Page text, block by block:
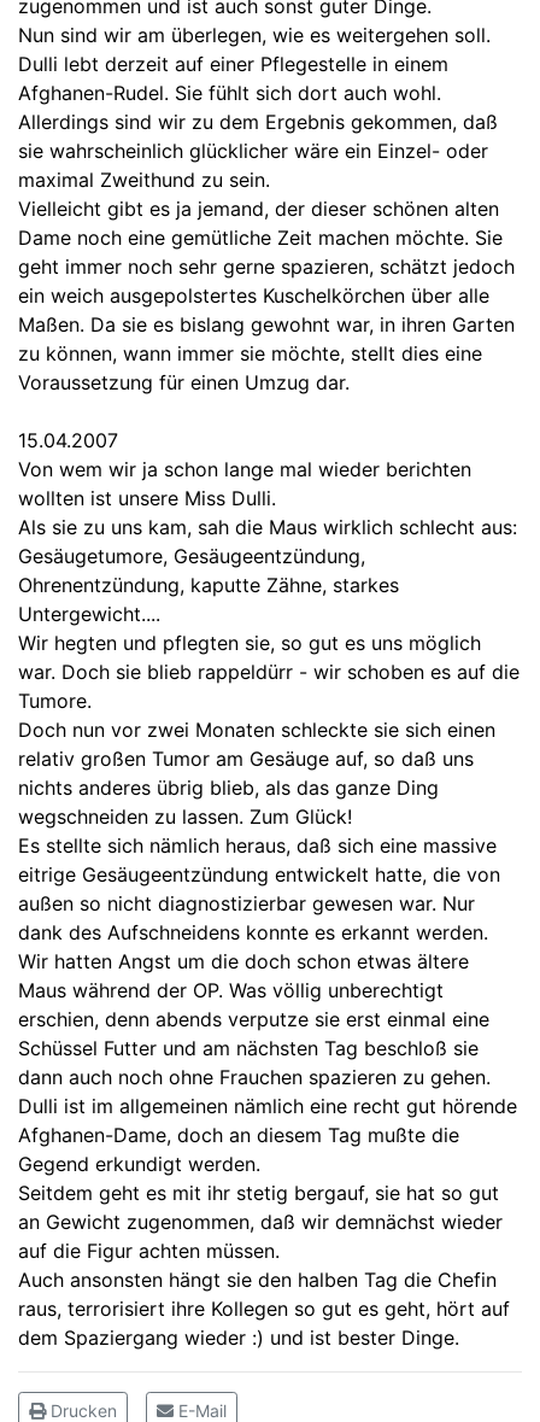
zugenommen und ist auch sonst guter Dinge.
Nun sind wir am überlegen, wie es weitergehen soll.
Dulli lebt derzeit auf einer Pflegestelle in einem
Afghanen-Rudel. Sie fühlt sich dort auch wohl.
Allerdings sind wir zu dem Ergebnis gekommen, daß
sie wahrscheinlich glücklicher wäre ein Einzel- oder
maximal Zweithund zu sein.
Vielleicht gibt es ja jemand, der dieser schönen alten
Dame noch eine gemütliche Zeit machen möchte. Sie
geht immer noch sehr gerne spazieren, schätzt jedoch
ein weich ausgepolstertes Kuschelkörchen über alle
Maßen. Da sie es bislang gewohnt war, in ihren Garten
zu können, wann immer sie möchte, stellt dies eine
Voraussetzung für einen Umzug dar.
15.04.2007
Von wem wir ja schon lange mal wieder berichten
wollten ist unsere Miss Dulli.
Als sie zu uns kam, sah die Maus wirklich schlecht aus:
Gesäugetumore, Gesäugeentzündung,
Ohrenentzündung, kaputte Zähne, starkes
Untergewicht....
Wir hegten und pflegten sie, so gut es uns möglich
war. Doch sie blieb rappeldürr - wir schoben es auf die
Tumore.
Doch nun vor zwei Monaten schleckte sie sich einen
relativ großen Tumor am Gesäuge auf, so daß uns
nichts anderes übrig blieb, als das ganze Ding
wegschneiden zu lassen. Zum Glück!
Es stellte sich nämlich heraus, daß sich eine massive
eitrige Gesäugeentzündung entwickelt hatte, die von
außen so nicht diagnostizierbar gewesen war. Nur
dank des Aufschneidens konnte es erkannt werden.
Wir hatten Angst um die doch schon etwas ältere
Maus während der OP. Was völlig unberechtigt
erschien, denn abends verputze sie erst einmal eine
Schüssel Futter und am nächsten Tag beschloß sie
dann auch noch ohne Frauchen spazieren zu gehen.
Dulli ist im allgemeinen nämlich eine recht gut hörende
Afghanen-Dame, doch an diesem Tag mußte die
Gegend erkundigt werden.
Seitdem geht es mit ihr stetig bergauf, sie hat so gut
an Gewicht zugenommen, daß wir demnächst wieder
auf die Figur achten müssen.
Auch ansonsten hängt sie den halben Tag die Chefin
raus, terrorisiert ihre Kollegen so gut es geht, hört auf
dem Spaziergang wieder :) und ist bester Dinge.
Drucken E-Mail